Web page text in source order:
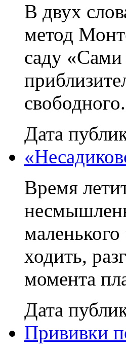
В двух
метод
саду «Сами
Дата
Время
ходить,
момента
Дата
Прививки